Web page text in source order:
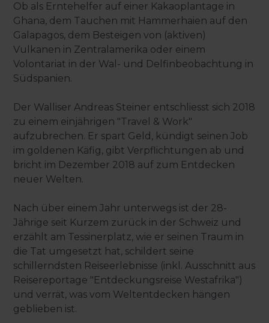
Ob als Erntehelfer auf einer Kakaoplantage in
Ghana, dem Tauchen mit Hammerhaien auf den
Galapagos, dem Besteigen von (aktiven)
Vulkanen in Zentralamerika oder einem
Volontariat in der Wal- und Delfinbeobachtung in
Südspanien.
Der Walliser Andreas Steiner entschliesst sich 2018
zu einem einjährigen "Travel & Work"
aufzubrechen. Er spart Geld, kündigt seinen Job
im goldenen Käfig, gibt Verpflichtungen ab und
bricht im Dezember 2018 auf zum Entdecken
neuer Welten.
Nach über einem Jahr unterwegs ist der 28-
Jährige seit Kurzem zurück in der Schweiz und
erzählt am Tessinerplatz, wie er seinen Traum in
die Tat umgesetzt hat, schildert seine
schillerndsten Reiseerlebnisse (inkl. Ausschnitt aus
Reisereportage "Entdeckungsreise Westafrika")
und verrät, was vom Weltentdecken hängen
geblieben ist.